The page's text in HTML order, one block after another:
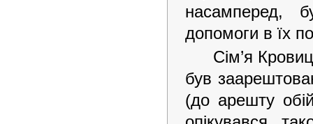
насамперед,
допомоги в їх
Сім’я
був
(до арешту